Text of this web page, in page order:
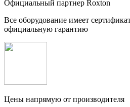
Официальный партнер Roxton
Все оборудование имеет
официальную гарантию
Цены напрямую от производителя